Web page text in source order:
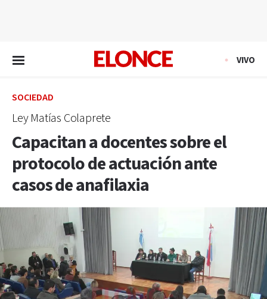
VIVO
SOCIEDAD
Ley Matías Colaprete
Capacitan a docentes sobre el
protocolo de actuación ante
casos de anafilaxia